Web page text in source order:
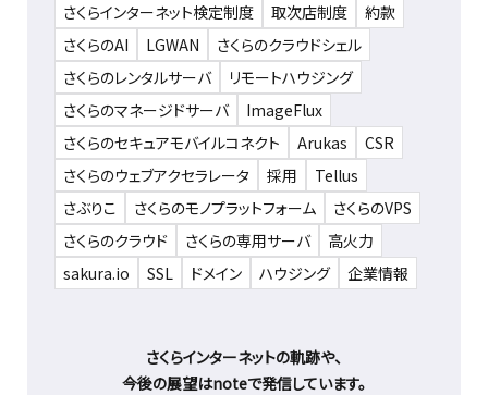
さくらインターネット検定制度 取次店制度
約款
さくらのAI
LGWAN
さくらのクラウドシェル
さくらのレンタルサーバ
リモートハウジング
さくらのマネージドサーバ
ImageFlux
さくらのセキュアモバイルコネクト
Arukas
CSR
さくらのウェブアクセラレータ
採用
Tellus
さぶりこ
さくらのモノプラットフォーム
さくらのVPS
さくらのクラウド
さくらの専用サーバ
高火力
sakura.io
SSL ドメイン ハウジング 企業情報
さくらインターネットの軌跡や、
今後の展望はnoteで発信しています。